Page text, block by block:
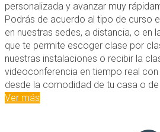
personalizada y avanzar muy
Podrás de acuerdo al tipo de curso
en nuestras sedes, a distancia, o en
que te permite escoger clase por
nuestras instalaciones o recibir la
videoconferencia en tiempo real
desde la comodidad de tu casa o
Ver más